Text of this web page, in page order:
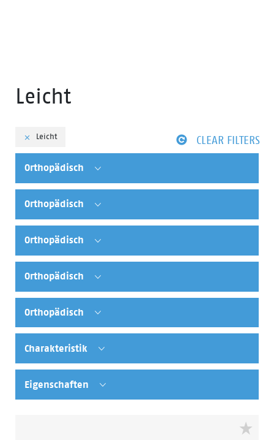
Leicht
Leicht CLEAR FILTERS
Orthopädisch
Orthopädisch
Orthopädisch
Orthopädisch
Orthopädisch
Charakteristik
Eigenschaften